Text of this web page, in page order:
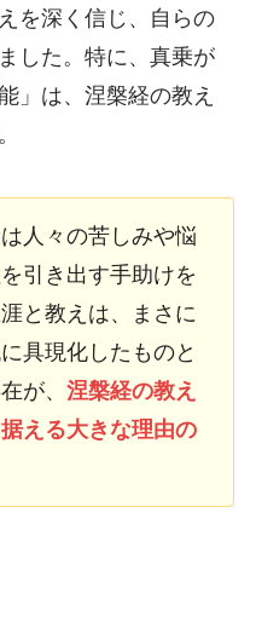
を深く信じ、自らの
した。特に、真乗が
」は、涅槃経の教え
人々の苦しみや悩
引き出す手助けを
と教えは、まさに
具現化したものと
が、 涅槃経の教え
える大きな理由の